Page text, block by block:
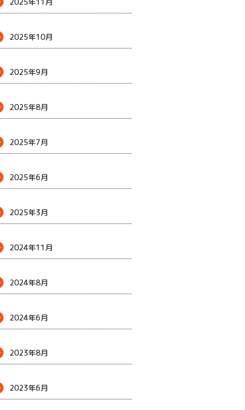
2025年10月
2025年9月
2025年8月
2025年7月
2025年6月
2025年3月
2024年11月
2024年8月
2024年6月
2023年8月
2023年6月